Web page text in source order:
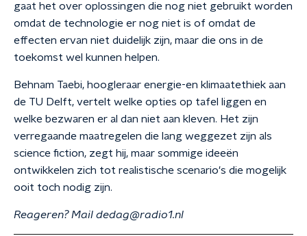
gaat het over oplossingen die nog niet gebruikt worden
omdat de technologie er nog niet is of omdat de
effecten ervan niet duidelijk zijn, maar die ons in de
toekomst wel kunnen helpen.
Behnam Taebi, hoogleraar energie-en klimaatethiek aan
de TU Delft, vertelt welke opties op tafel liggen en
welke bezwaren er al dan niet aan kleven. Het zijn
verregaande maatregelen die lang weggezet zijn als
science fiction, zegt hij, maar sommige ideeën
ontwikkelen zich tot realistische scenario's die mogelijk
ooit toch nodig zijn.
Reageren? Mail dedag@radio1.nl